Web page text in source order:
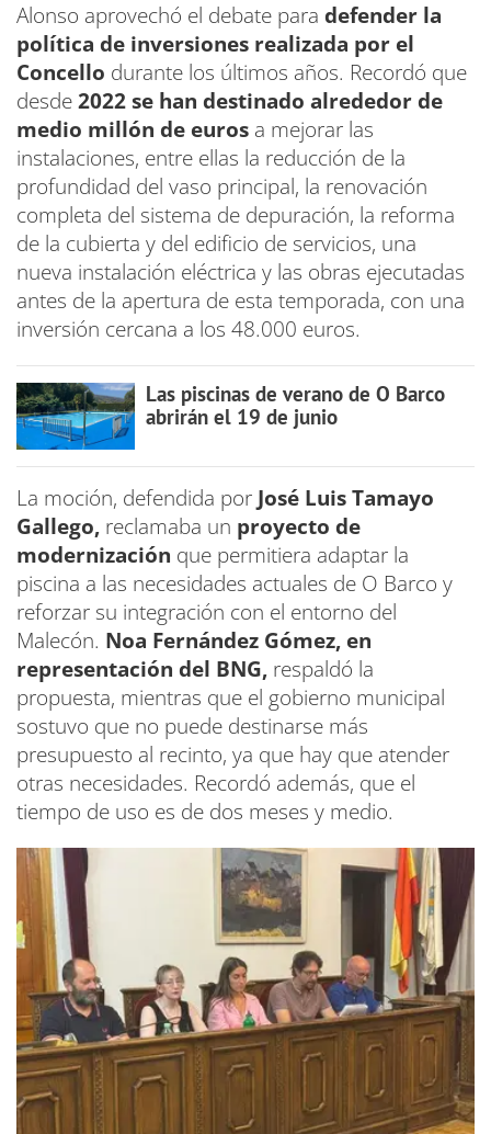
Alonso aprovechó el debate para defender la
política de inversiones realizada por el
Concello durante los últimos años. Recordó que
desde2022 se han destinado alrededor de
medio millón de euros a mejorar las
instalaciones, entre ellas la reducción de la
profundidad del vaso principal, la renovación
completa del sistema de depuración, la reforma
de la cubierta y del edificio de servicios, una
nueva instalación eléctrica y las obras ejecutadas
antes de la apertura de esta temporada, con una
inversión cercana a los 48.000 euros.
Las piscinas de verano de O Barco
abrirán el 19 de junio
La moción, defendida por José Luis Tamayo
Gallego, reclamaba un proyecto de
modernización que permitiera adaptar la
piscina a las necesidades actuales de O Barco y
reforzar su integración con el entorno del
Malecón. Noa Fernández Gómez, en
representación del BNG, respaldó la
propuesta, mientras que el gobierno municipal
sostuvo que no puede destinarse más
presupuesto al recinto, ya que hay que atender
otras necesidades. Recordó además, que el
tiempo de uso es de dos meses y medio.